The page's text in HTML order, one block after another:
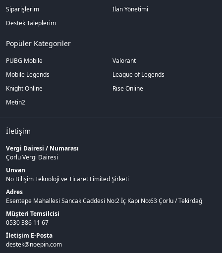
Siparişlerim
İlan Yönetimi
Destek Taleplerim
Popüler Kategoriler
PUBG Mobile
Valorant
Mobile Legends
League of Legends
Knight Online
Rise Online
Metin2
İletişim
Vergi Dairesi / Numarası
Çorlu Vergi Dairesi
Unvan
No Bilişim Teknoloji ve Ticaret Limited Şirketi
Adres
Esentepe Mahallesi Sancak Caddesi No:2 İç Kapı No:63 Çorlu / Tekirdağ
Müşteri Temsilcisi
0530 386 11 67
İletişim E-Posta
destek@noepin.com